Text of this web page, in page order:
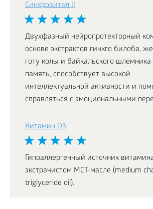
Синхровитал II
Двухфазный нейропротекторный
основе экстрактов гинкго билоба,
готу колы и байкальского шлемника
память, способствует высокой
интеллектуальной активности и
справляться с эмоциональными
Витамин D3
Гипоаллергенный источник
экстрачистом МСТ-масле (medium
triglyceride oil).